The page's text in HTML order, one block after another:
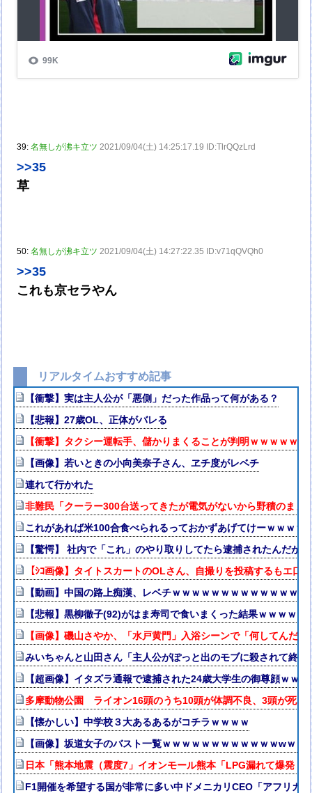
39:名無しが沸キ立ツ 2021/09/04(土) 14:25:17.19 ID:TlrQQzLrd
>>35
草
50:名無しが沸キ立ツ 2021/09/04(土) 14:27:22.35 ID:v71qQVQh0
>>35
これも京セラやん
リアルタイムおすすめ記事
【衝撃】実は主人公が「悪側」だった作品って何がある？
【悲報】27歳OL、正体がバレる
【衝撃】タクシー運転手、儲かりまくることが判明ｗｗｗｗｗ
【画像】若いときの小向美奈子さん、ヱチ度がレベチ
連れて行かれた
非難民「クーラー300台送ってきたが電気がないから野積のまま
これがあれば米100合食べられるっておかずあげてけーｗｗｗｗ
【驚愕】 社内で「これ」のやり取りしてたら逮捕されたんだが
【ｼｺ画像】タイトスカートのOLさん、自撮りを投稿するもエ口
【動画】中国の路上痴漢、レベチｗｗｗｗｗｗｗｗｗｗｗｗｗｗ
【悲報】黒柳徹子(92)がはま寿司で食いまくった結果ｗｗｗｗ
【画像】磯山さやか、「水戸黄門」入浴シーンで「何してんだ
みいちゃんと山田さん「主人公がぽっと出のモブに殺されて終
【超画像】イタズラ通報で逮捕された24歳大学生の御尊顔ｗｗ
多摩動物公園 ライオン16頭のうち10頭が体調不良、3頭が死
【懐かしい】中学校３大あるあるがコチラｗｗｗｗ
【画像】坂道女子のバスト一覧ｗｗｗｗｗｗｗｗｗｗｗｗwｗｗ
日本「熊本地震（震度7」イオンモール熊本「LPG漏れて爆発
F1開催を希望する国が非常に多い中ドメニカリCEO「アフリカ